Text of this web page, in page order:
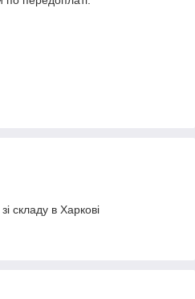
складу в Харкові